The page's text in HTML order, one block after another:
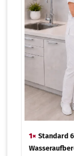
1× Standard